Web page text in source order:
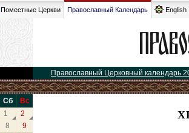
Поместные Церкви Православный Календарь English
Православный Церковный календарь
Сб
Вс
1
2
8
9